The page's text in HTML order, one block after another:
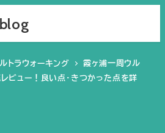
トラウォーキング
霞ヶ浦一周ウル
ビュー！良い点・きつかった点を詳